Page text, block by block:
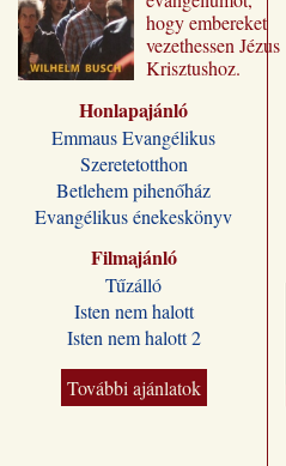
hogy embereket
vezethessen Jézus
Krisztushoz.
„Jézus a mi
sorsunk” címmel
jutnak el a magyar
olvasóhoz, a
fordításban is
megőrizve eredeti
formájukat,
stílusukat.
Kívánjuk, hogy
Wilhelm Busch
előadássorozata
ilyen módon is
sokakat segítsen a
Jézus Krisztus
Honlapajánló
Emmaus Evangélikus
Szeretetotthon
Betlehem pihenőház
Evangélikus énekeskönyv
Filmajánló
Tűzálló
Isten nem halott
Isten nem halott 2
További ajánlatok